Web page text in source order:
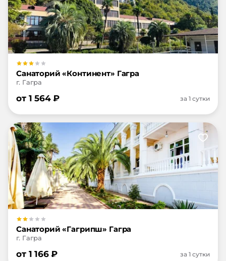
Санаторий «Континент» Гагра
г. Гагра
от 1 564₽ за 1 сутки
Санаторий «Гагрипш» Гагра
г. Гагра
от 1 166₽ за 1 сутки